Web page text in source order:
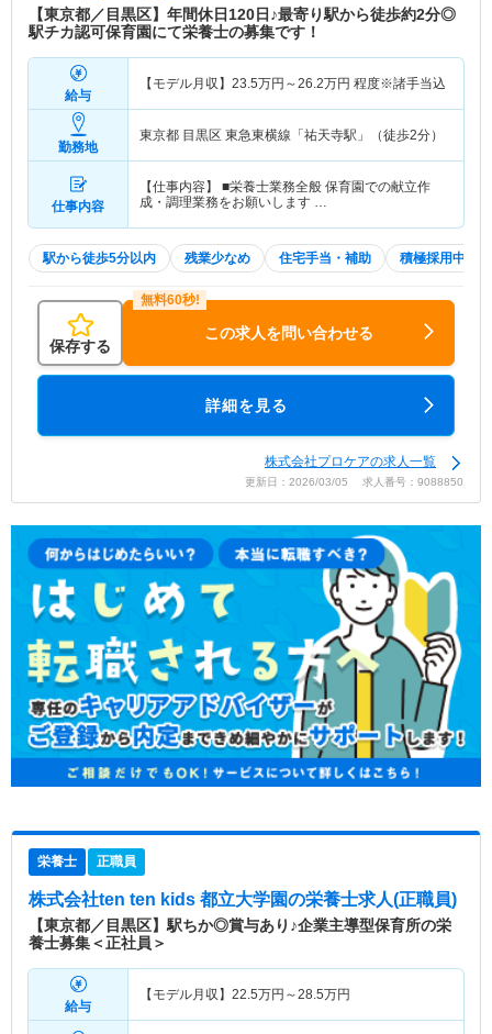
【東京都／目黒区】年間休日120日♪最寄り駅から徒歩約2分◎
駅チカ認可保育園にて栄養士の募集です！
給与
【モデル月収】 23.5万円～26.2万円 程度※諸手当込
勤務地
東京都 目黒区 東急東横線「祐天寺駅」（徒歩2分）
仕事内容
【仕事内容】 ■栄養士業務全般 保育園での献立作
成・調理業務をお願いします …
駅から徒歩5分以内 残業少なめ 住宅手当・補助 積極採用中
保存する
この求人を問い合わせる
詳細を見る
株式会社プロケアの求人一覧
更新日：2026/03/05 求人番号：9088850
栄養士 正職員
株式会社ten ten kids 都立大学園の栄養士求人(正職員)
【東京都／目黒区】駅ちか◎賞与あり♪企業主導型保育所の栄
養士募集＜正社員＞
給与
【モデル月収】 22.5万円～28.5万円